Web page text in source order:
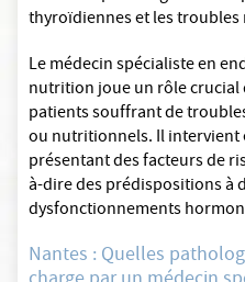
thyroïdiennes et les
Le médecin spécialiste en
nutrition joue un rôle crucial
patients souffrant de
ou nutritionnels. Il intervient
présentant des facteurs de
à-dire des prédispositions à
dysfonctionnements
Nantes : Quelles